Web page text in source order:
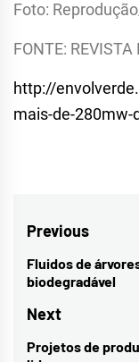
Foto:
FONTE:
http://
mais-de-280mw-
Navegação
de
Post
Previous
Previous
post:
Fluidos de
biodegradável
Next
Next
Projetos de